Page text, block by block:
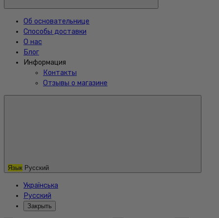
Об основательнице
Способы доставки
О нас
Блог
Информация
Контакты
Отзывы о магазине
Язык Русский
Українська
Русский
Закрыть